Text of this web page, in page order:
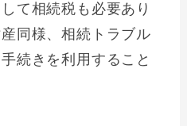
て相続税も必要あり
同様、相続トラブル
続きを利用すること